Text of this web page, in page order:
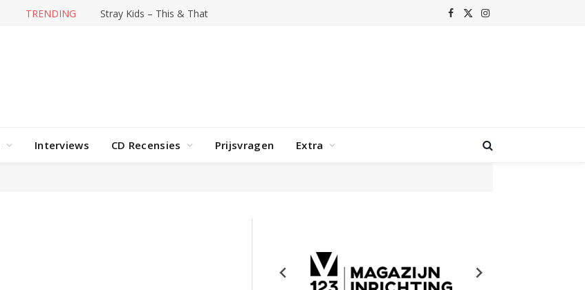
TRENDING Stray Kids – This & That Facebook
X
Instagram
Interviews CD Recensies Prijsvragen Extra